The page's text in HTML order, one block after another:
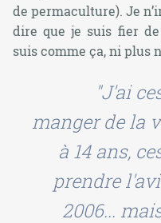
de permaculture). Je
dire que je suis fier
suis comme ça, ni plus
"J'ai
manger de la
à 14 ans,
prendre
2006...